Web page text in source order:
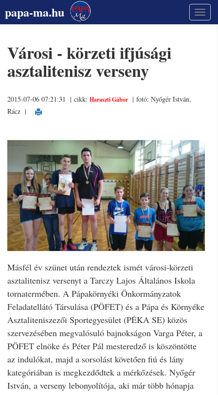
papa-ma.hu
Városi - körzeti ifjúsági
asztalitenisz verseny
2015-07-06 07:21:31 | cikk: Haraszti Gábor | fotó: Nyőgér István,
Rácz |
Másfél év szünet után rendeztek ismét városi-körzeti
asztalitenisz versenyt a Tarczy Lajos Általános Iskola
tornatermében. A Pápakörnyéki Önkormányzatok
Feladatellátó Társulása (PÖFET) és a Pápa és Környéke
Asztaliteniszezői Sportegyesület (PÉKA SE) közös
szervezésében megvalósuló bajnokságon Varga Péter, a
PÖFET elnöke és Péter Pál mesteredző is köszöntötte
az indulókat, majd a sorsolást követően fiú és lány
kategóriában is megkezdődtek a mérkőzések. Nyőgér
István, a verseny lebonyolítója, aki már több hónapja